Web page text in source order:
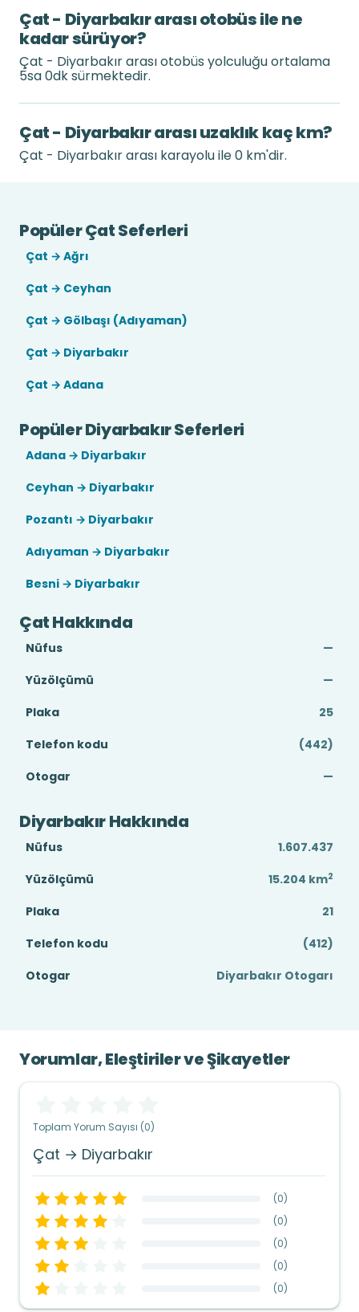
Çat - Diyarbakır arası otobüs ile ne
kadar sürüyor?
Çat - Diyarbakır arası otobüs yolculuğu ortalama
5sa 0dk sürmektedir.
Çat - Diyarbakır arası uzaklık kaç km?
Çat - Diyarbakır arası karayolu ile 0 km'dir.
Popüler Çat Seferleri
Çat → Ağrı
Çat → Ceyhan
Çat → Gölbaşı (Adıyaman)
Çat → Diyarbakır
Çat → Adana
Popüler Diyarbakır Seferleri
Adana → Diyarbakır
Ceyhan → Diyarbakır
Pozantı → Diyarbakır
Adıyaman → Diyarbakır
Besni → Diyarbakır
Çat Hakkında
Nüfus
—
Yüzölçümü
—
Plaka
25
Telefon kodu
(442)
Otogar
—
Diyarbakır Hakkında
Nüfus
1.607.437
Yüzölçümü
15.204 km2
Plaka
21
Telefon kodu
(412)
Otogar
Diyarbakır Otogarı
Yorumlar, Eleştiriler ve Şikayetler
Toplam Yorum Sayısı (0)
Çat → Diyarbakır
(0)
(0)
(0)
(0)
(0)